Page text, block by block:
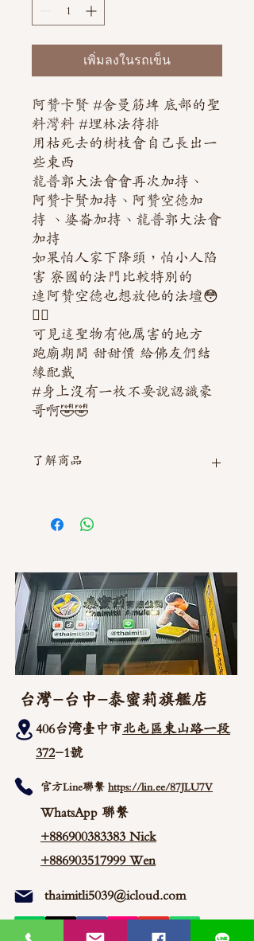
เพิ่มลงในรถเข็น
阿贊卡賢 #舍曼筋埤 底部的聖
料灣料 #埋林法待排
用枯死去的樹枝會自己長出一
些東西
龍普郭大法會會再次加持、
阿贊卡賢加持、阿贊空德加
持 、婆崙加持、龍普郭大法會
加持
如果怕人家下降頭，怕小人陷
害 寮國的法門比較特別的
連阿贊空德也想放他的法壇😳
👍🏻
可見這聖物有他厲害的地方
跑廟期間 甜甜價 給佛友們結
緣配戴
#身上沒有一枚不要說認識豪
哥啊🤣🤣
了解商品
台灣-台中-泰蜜莉旗艦店
406台湾臺中市北屯區東山路一段
372-1號
官方Line聯繫 https://lin.ee/87JLU7V
WhatsApp 聯繫
+886900383383 Nick
+886903517999 Wen
thaimitli5039@icloud.com